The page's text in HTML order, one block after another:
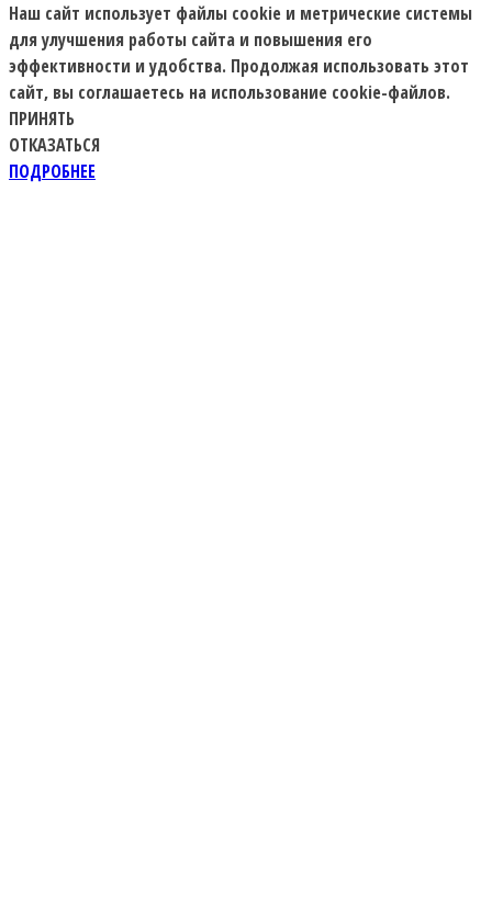
Наш сайт использует файлы cookie и метрические системы
для улучшения работы сайта и повышения его
эффективности и удобства. Продолжая использовать этот
сайт, вы соглашаетесь на использование cookie-файлов.
ПРИНЯТЬ
ОТКАЗАТЬСЯ
ПОДРОБНЕЕ